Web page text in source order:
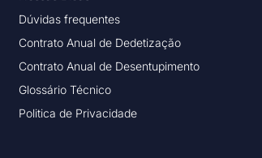
Dúvidas frequentes
Contrato Anual de Dedetização
Contrato Anual de Desentupimento
Glossário Técnico
Politica de Privacidade